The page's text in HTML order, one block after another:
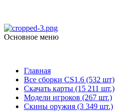
Основное меню
Главная
Все сборки CS1.6 (532 шт)
Скачать карты (15 211 шт.)
Модели игроков (267 шт.)
Скины оружия (3 349 шт.)